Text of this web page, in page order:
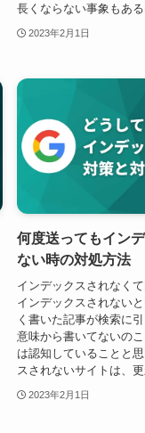
長くならない事象もある
2023年2月1日
何度送ってもイン
ない時の対処方法
インデックスされなく
インデックスされない
く書いた記事が検索に
意味から書いてないの
は認知していることと
スされないサイトは、
2023年2月1日